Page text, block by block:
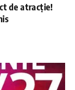
de atracție!